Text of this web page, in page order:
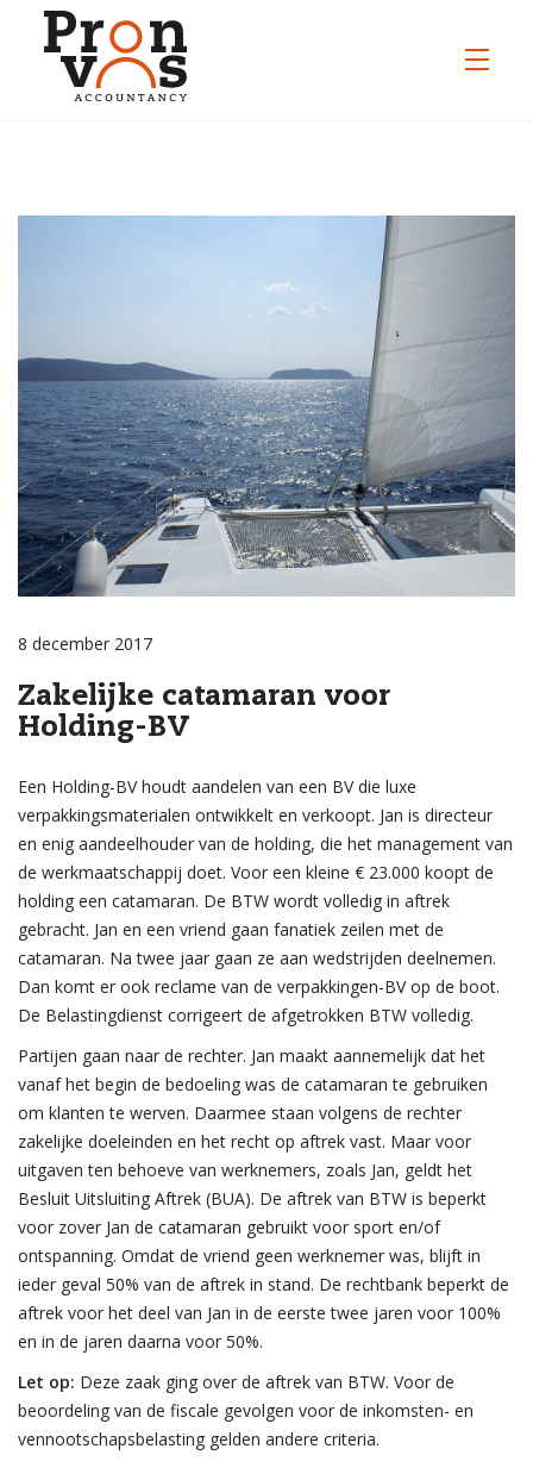
8 december 2017
Zakelijke catamaran voor
Holding-BV
Een Holding-BV houdt aandelen van een BV die luxe
verpakkingsmaterialen ontwikkelt en verkoopt. Jan is directeur
en enig aandeelhouder van de holding, die het management van
de werkmaatschappij doet. Voor een kleine € 23.000 koopt de
holding een catamaran. De BTW wordt volledig in aftrek
gebracht. Jan en een vriend gaan fanatiek zeilen met de
catamaran. Na twee jaar gaan ze aan wedstrijden deelnemen.
Dan komt er ook reclame van de verpakkingen-BV op de boot.
De Belastingdienst corrigeert de afgetrokken BTW volledig.
Partijen gaan naar de rechter. Jan maakt aannemelijk dat het
vanaf het begin de bedoeling was de catamaran te gebruiken
om klanten te werven. Daarmee staan volgens de rechter
zakelijke doeleinden en het recht op aftrek vast. Maar voor
uitgaven ten behoeve van werknemers, zoals Jan, geldt het
Besluit Uitsluiting Aftrek (BUA). De aftrek van BTW is beperkt
voor zover Jan de catamaran gebruikt voor sport en/of
ontspanning. Omdat de vriend geen werknemer was, blijft in
ieder geval 50% van de aftrek in stand. De rechtbank beperkt de
aftrek voor het deel van Jan in de eerste twee jaren voor 100%
en in de jaren daarna voor 50%.
Let op: Deze zaak ging over de aftrek van BTW. Voor de
beoordeling van de fiscale gevolgen voor de inkomsten- en
vennootschapsbelasting gelden andere criteria.